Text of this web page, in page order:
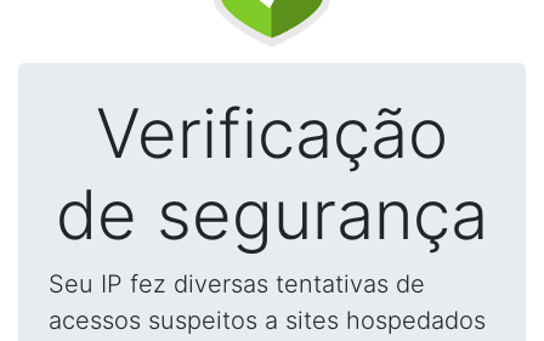
Verificação
de segurança
Seu IP fez diversas tentativas de
acessos suspeitos a sites hospedados